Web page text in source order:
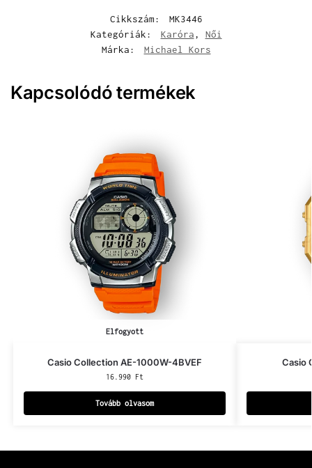
Cikkszám:
MK3446
Kategóriák:
Karóra, Női
Márka:
Michael Kors
Kapcsolódó termékek
Elfogyott
Casio Collection AE-1000W-4BVEF
16.990 Ft
Tovább olvasom
Casio